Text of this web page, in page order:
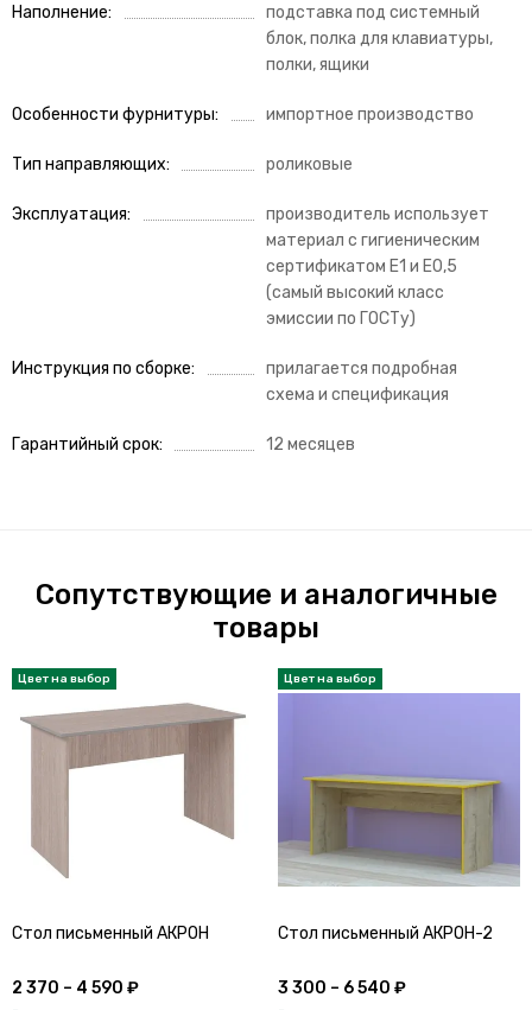
Наполнение
подставка под системный
блок, полка для клавиатуры,
полки, ящики
Особенности фурнитуры импортное производство
Тип направляющих роликовые
Эксплуатация
производитель использует
материал с гигиеническим
сертификатом Е1 и Е0,5
(самый высокий класс
эмиссии по ГОСТу)
Инструкция по сборке
прилагается подробная
схема и спецификация
Гарантийный срок 12 месяцев
Сопутствующие и аналогичные
товары
Стол письменный АКРОН
2 370 – 4 590 ₽
Стол письменный АКРОН-2
3 300 – 6 540 ₽